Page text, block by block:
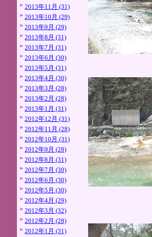
2013年11月 (31)
2013年10月 (29)
2013年9月 (29)
2013年8月 (31)
2013年7月 (31)
2013年6月 (30)
2013年5月 (31)
2013年4月 (30)
2013年3月 (28)
2013年2月 (28)
2013年1月 (31)
2012年12月 (31)
2012年11月 (28)
2012年10月 (31)
2012年9月 (28)
2012年8月 (31)
2012年7月 (30)
2012年6月 (30)
2012年5月 (30)
2012年4月 (29)
2012年3月 (32)
2012年2月 (28)
2012年1月 (31)